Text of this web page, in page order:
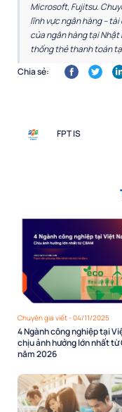
Microsoft, Fujitsu.
lĩnh vực ngân hàng –
của ngân hàng tại Nhật
thống thẻ thanh toán
Chia sẻ:
FPT IS
Chuyên gia viết - 04/11/2025
4 Ngành công nghiệp tại
chịu ảnh hưởng lớn nhất từ
năm 2026